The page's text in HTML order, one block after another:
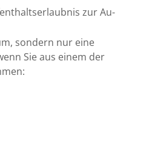
zur Au-
sondern nur eine
Sie aus einem der